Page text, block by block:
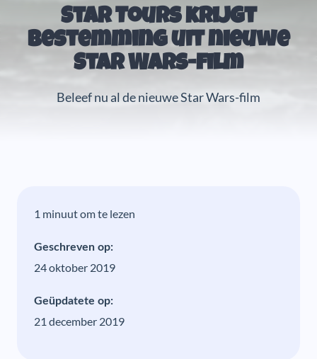
Star Tours krijgt
bestemming uit nieuwe
Star Wars-film
Beleef nu al de nieuwe Star Wars-film
1 minuut om te lezen
Geschreven op:
24 oktober 2019
Geüpdatete op:
21 december 2019